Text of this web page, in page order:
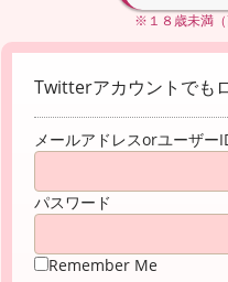
※１８歳未満
Twitterアカウントでも
メールアドレスorユーザー
パスワード
Remember Me